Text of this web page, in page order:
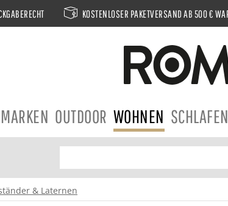
KOSTENLOSER PAKETVERSAND AB 500 €
MARKEN OUTDOOR WOHNEN SCHLAFEN
& Laternen